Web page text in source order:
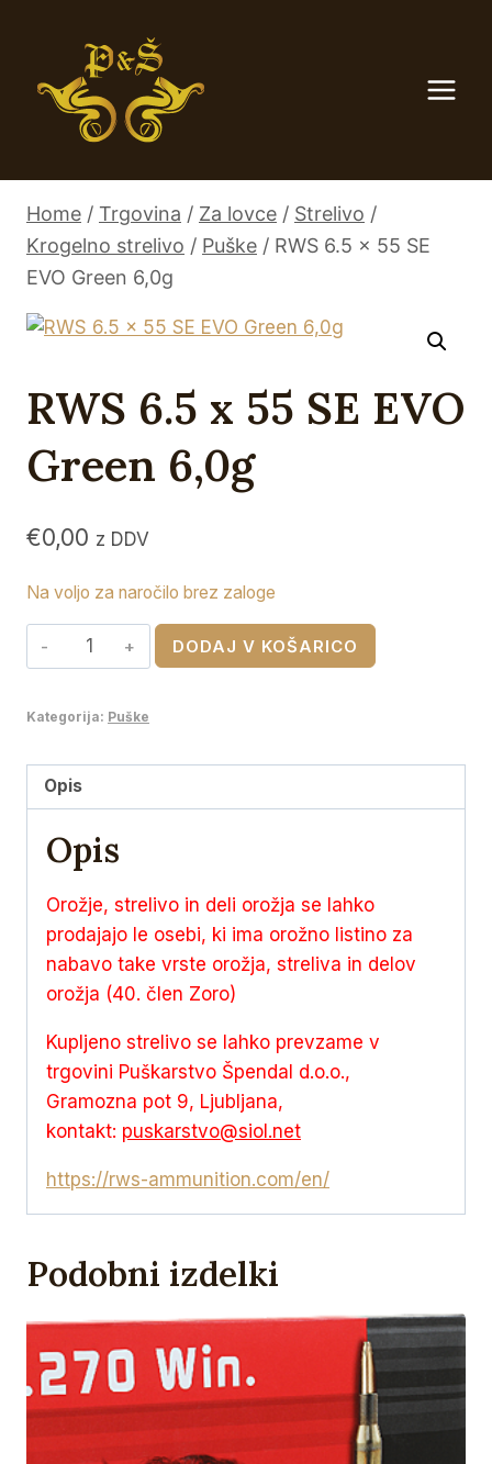
Home / Trgovina / Za lovce / Strelivo /
Krogelno strelivo / Puške / RWS 6.5 x 55 SE
EVO Green 6,0g
RWS 6.5 x 55 SE EVO
Green 6,0g
€0,00 z DDV
Na voljo za naročilo brez zaloge
RWS
6.5
55
EVO
Green
6,0g
količina
DODAJ V KOŠARICO
Kategorija: Puške
Opis
Opis
Orožje, strelivo in deli orožja se lahko
prodajajo le osebi, ki ima orožno listino za
nabavo take vrste orožja, streliva in delov
orožja (40. člen Zoro)
Kupljeno strelivo se lahko prevzame v
trgovini Puškarstvo Špendal d.o.o.,
Gramozna pot 9, Ljubljana,
kontakt: puskarstvo@siol.net
https://rws-ammunition.com/en/
Podobni izdelki